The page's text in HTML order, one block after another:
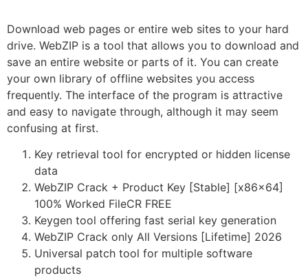
Download web pages or entire web sites to your hard
drive. WebZIP is a tool that allows you to download and
save an entire website or parts of it. You can create
your own library of offline websites you access
frequently. The interface of the program is attractive
and easy to navigate through, although it may seem
confusing at first.
Key retrieval tool for encrypted or hidden license
data
WebZIP Crack + Product Key [Stable] [x86x64]
100% Worked FileCR FREE
Keygen tool offering fast serial key generation
WebZIP Crack only All Versions [Lifetime] 2026
Universal patch tool for multiple software
products